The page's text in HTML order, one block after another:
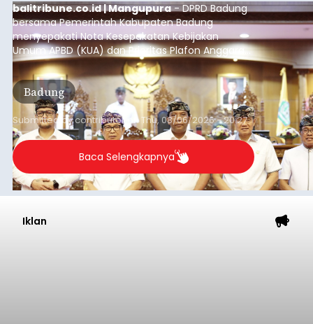
balitribune.co.id | Mangupura- DPRD Badung
bersama Pemerintah Kabupaten Badung
menyepakati Nota Kesepakatan Kebijakan
Umum APBD (KUA) dan Prioritas Plafon Anggaran
Sementara (PPAS) Tahun Anggaran 2027 dalam
rapat paripurna yang digelar di Gedung DPRD
Badung, Kamis (6/8/2026).
Badung
Submitted bycontributor onThu, 08/06/2026 - 20:27
Baca Selengkapnya
Iklan